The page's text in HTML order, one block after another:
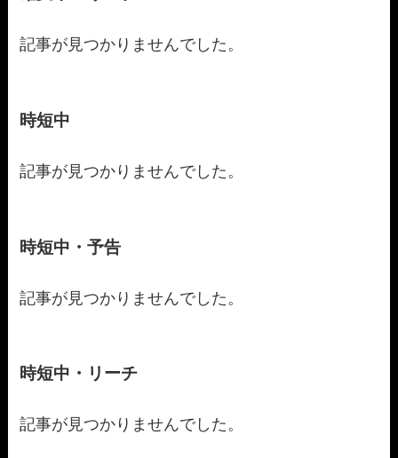
記事が見つかりませんでした。
時短中
記事が見つかりませんでした。
時短中・予告
記事が見つかりませんでした。
時短中・リーチ
記事が見つかりませんでした。